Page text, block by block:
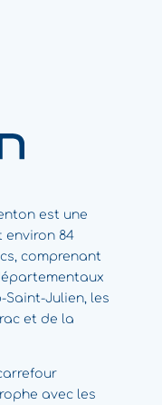
est une
environ 84
comprenant
Saint-Julien, les
et de la
avec les